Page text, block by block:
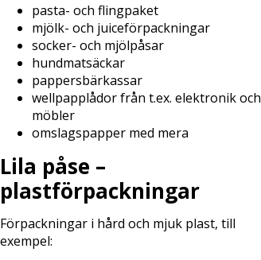
pasta- och flingpaket
mjölk- och juiceförpackningar
socker- och mjölpåsar
hundmatsäckar
pappersbärkassar
wellpapplådor från t.ex. elektronik och
möbler
omslagspapper med mera
Lila påse –
plastförpackningar
Förpackningar i hård och mjuk plast, till
exempel: